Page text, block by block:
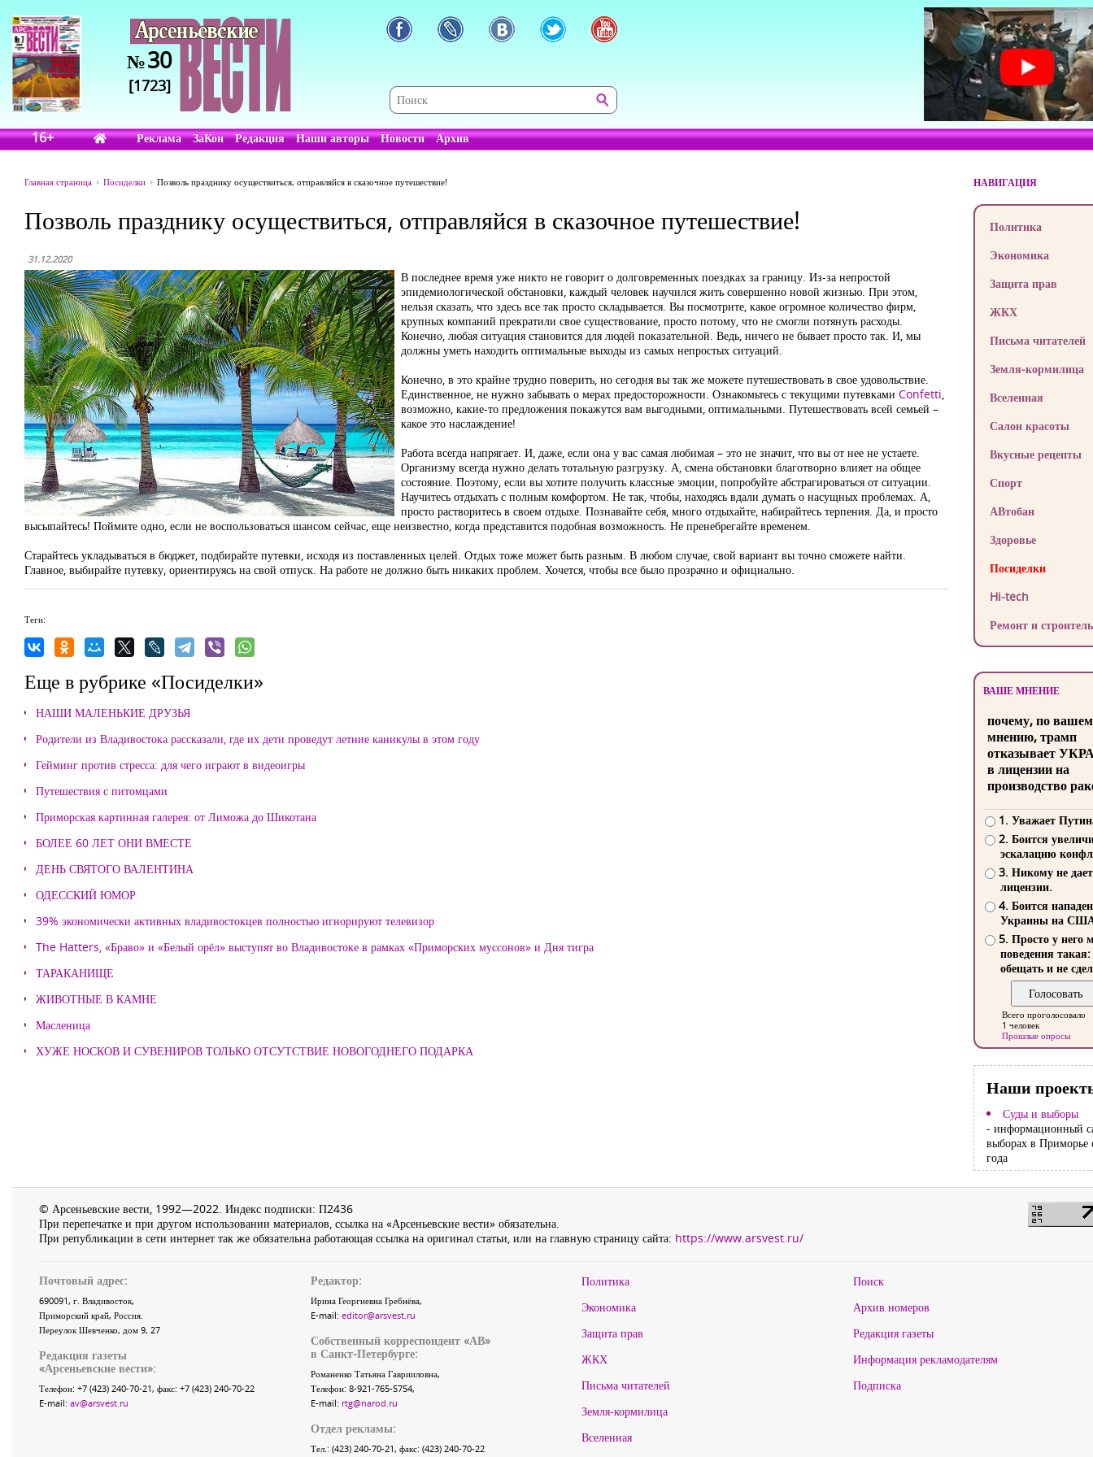
№30
[1723]
16+ Реклама ЗаКон Редакция Наши авторы Новости Архив
Главная страница Посиделки Позволь празднику осуществиться, отправляйся в сказочное путешествие!
Позволь празднику осуществиться, отправляйся в сказочное путешествие!
31.12.2020
В последнее время уже никто не говорит о долговременных поездках за границу. Из-за непростой
эпидемиологической обстановки, каждый человек научился жить совершенно новой жизнью. При этом,
нельзя сказать, что здесь все так просто складывается. Вы посмотрите, какое огромное количество фирм,
крупных компаний прекратили свое существование, просто потому, что не смогли потянуть расходы.
Конечно, любая ситуация становится для людей показательной. Ведь, ничего не бывает просто так. И, мы
должны уметь находить оптимальные выходы из самых непростых ситуаций.
Конечно, в это крайне трудно поверить, но сегодня вы так же можете путешествовать в свое удовольствие.
Единственное, не нужно забывать о мерах предосторожности. Ознакомьтесь с текущими путевками Confetti,
возможно, какие-то предложения покажутся вам выгодными, оптимальными. Путешествовать всей семьей –
какое это наслаждение!
Работа всегда напрягает. И, даже, если она у вас самая любимая – это не значит, что вы от нее не устаете.
Организму всегда нужно делать тотальную разгрузку. А, смена обстановки благотворно влияет на общее
состояние. Поэтому, если вы хотите получить классные эмоции, попробуйте абстрагироваться от ситуации.
Научитесь отдыхать с полным комфортом. Не так, чтобы, находясь вдали думать о насущных проблемах. А,
просто растворитесь в своем отдыхе. Познавайте себя, много отдыхайте, набирайтесь терпения. Да, и просто
высыпайтесь! Поймите одно, если не воспользоваться шансом сейчас, еще неизвестно, когда представится подобная возможность. Не пренебрегайте временем.
Старайтесь укладываться в бюджет, подбирайте путевки, исходя из поставленных целей. Отдых тоже может быть разным. В любом случае, свой вариант вы точно сможете найти.
Главное, выбирайте путевку, ориентируясь на свой отпуск. На работе не должно быть никаких проблем. Хочется, чтобы все было прозрачно и официально.
Теги:
Еще в рубрике «Посиделки»
НАШИ МАЛЕНЬКИЕ ДРУЗЬЯ
Родители из Владивостока рассказали, где их дети проведут летние каникулы в этом году
Гейминг против стресса: для чего играют в видеоигры
Путешествия с питомцами
Приморская картинная галерея: от Лиможа до Шикотана
БОЛЕЕ 60 ЛЕТ ОНИ ВМЕСТЕ
ДЕНЬ СВЯТОГО ВАЛЕНТИНА
ОДЕССКИЙ ЮМОР
39% экономически активных владивостокцев полностью игнорируют телевизор
The Hatters, «Браво» и «Белый орёл» выступят во Владивостоке в рамках «Приморских муссонов» и Дня тигра
ТАРАКАНИЩЕ
ЖИВОТНЫЕ В КАМНЕ
Масленица
ХУЖЕ НОСКОВ И СУВЕНИРОВ ТОЛЬКО ОТСУТСТВИЕ НОВОГОДНЕГО ПОДАРКА
НАВИГАЦИЯ
Политика
Экономика
Защита прав
ЖКХ
Письма читателей
Земля-кормилица
Вселенная
Салон красоты
Вкусные рецепты
Спорт
АВтобан
Здоровье
Посиделки
Hi-tech
Ремонт и
ВАШЕ МНЕНИЕ
почему, по
мнению, трамп
отказывает
в лицензии на
производство
1. Уважает
2. Боится
эскалацию
3. Никому не
лицензии.
4. Боится
Украины на
5. Просто у него
поведения такая:
обещать и не
Всего проголосовало
1 человек
Прошлые опросы
Наши
Суды и выборы
- информационный
выборах в Приморье
года
© Арсеньевские вести, 1992—2022. Индекс подписки: П2436
При перепечатке и при другом использовании материалов, ссылка на «Арсеньевские вести» обязательна.
При републикации в сети интернет так же обязательна работающая ссылка на оригинал статьи, или на главную страницу сайта: https://www.arsvest.ru/
Почтовый адрес:
690091, г. Владивосток,
Приморский край, Россия.
Переулок Шевченко, дом 9, 27
Редакция газеты
«Арсеньевские вести»:
Телефон: +7 (423) 240-70-21, факс: +7 (423) 240-70-22
E-mail: av@arsvest.ru
Редактор:
Ирина Георгиевна Гребнёва,
E-mail: editor@arsvest.ru
Собственный корреспондент «АВ»
в Санкт-Петербурге:
Романенко Татьяна Гаврииловна,
Телефон: 8-921-765-5754,
E-mail: rtg@narod.ru
Отдел рекламы:
Тел.: (423) 240-70-21, факс: (423) 240-70-22
Политика
Экономика
Защита прав
ЖКХ
Письма читателей
Земля-кормилица
Вселенная
Поиск
Архив номеров
Редакция газеты
Информация рекламодателям
Подписка